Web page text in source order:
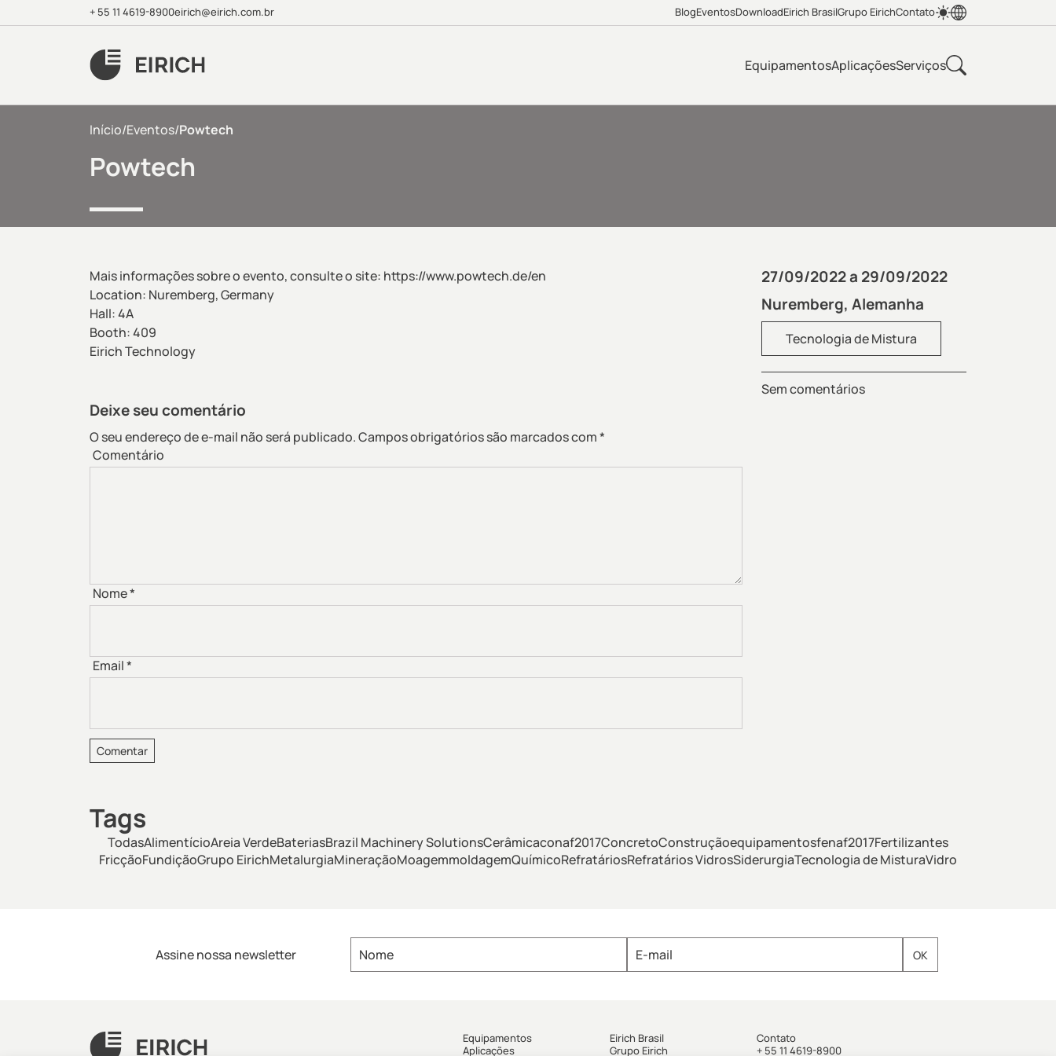
+ 55 11 4619-8900eirich@eirich.com.br BlogEventosDownloadEirich BrasilGrupo EirichContato
EquipamentosAplicaçõesServiços
Início/Eventos/Powtech
Powtech
Mais informações sobre o evento, consulte o site: https://www.powtech.de/en
Location: Nuremberg, Germany
Hall: 4A
Booth: 409
Eirich Technology
Deixe seu comentário
O seu endereço de e-mail não será publicado.Campos obrigatórios são marcados com*
Comentário
Nome*
Email*
27/09/2022 a 29/09/2022
Nuremberg, Alemanha
Tecnologia de Mistura
Sem comentários
Tags
TodasAlimentícioAreia VerdeBateriasBrazil Machinery SolutionsCerâmicaconaf2017ConcretoConstruçãoequipamentosfenaf2017Fertilizantes
FricçãoFundiçãoGrupo EirichMetalurgiaMineraçãoMoagemmoldagemQuímicoRefratáriosRefratários VidrosSiderurgiaTecnologia de MisturaVidro
Assine nossa newsletter
Equipamentos
Aplicações
Eirich Brasil
Grupo Eirich
Contato
+ 55 11 4619-8900